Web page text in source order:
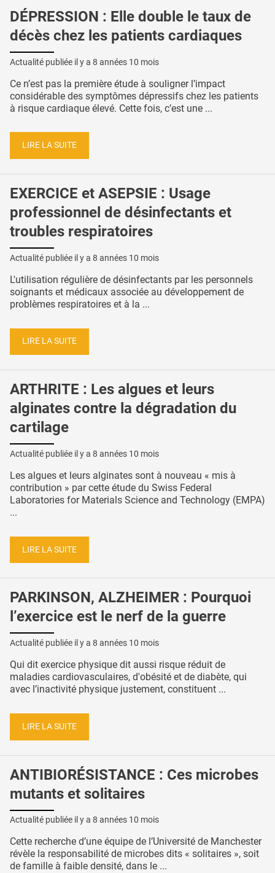
DÉPRESSION : Elle double le taux de
décès chez les patients cardiaques
Actualité publiée il y a 8 années 10 mois
Ce n’est pas la première étude à souligner l’impact
considérable des symptômes dépressifs chez les patients
à risque cardiaque élevé. Cette fois, c’est une ...
LIRE LA SUITE
EXERCICE et ASEPSIE : Usage
professionnel de désinfectants et
troubles respiratoires
Actualité publiée il y a 8 années 10 mois
L'utilisation régulière de désinfectants par les personnels
soignants et médicaux associée au développement de
problèmes respiratoires et à la ...
LIRE LA SUITE
ARTHRITE : Les algues et leurs
alginates contre la dégradation du
cartilage
Actualité publiée il y a 8 années 10 mois
Les algues et leurs alginates sont à nouveau « mis à
contribution » par cette étude du Swiss Federal
Laboratories for Materials Science and Technology (EMPA)
...
LIRE LA SUITE
PARKINSON, ALZHEIMER : Pourquoi
l’exercice est le nerf de la guerre
Actualité publiée il y a 8 années 10 mois
Qui dit exercice physique dit aussi risque réduit de
maladies cardiovasculaires, d'obésité et de diabète, qui
avec l’inactivité physique justement, constituent ...
LIRE LA SUITE
ANTIBIORÉSISTANCE : Ces microbes
mutants et solitaires
Actualité publiée il y a 8 années 10 mois
Cette recherche d’une équipe de l’Université de Manchester
révèle la responsabilité de microbes dits « solitaires », soit
de famille à faible densité, dans le ...